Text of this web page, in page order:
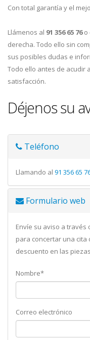
Con total garantía y el
Llámenos al 91 356 65 76o
derecha. Todo ello sin
sus posibles dudas e
Todo ello antes de acudir
satisfacción.
Déjenos su
Teléfono
Llamando al 91 356 65
Formulario web
Envíe su aviso a través
para concertar una cita
descuento en las
Nombre*
Correo electrónico